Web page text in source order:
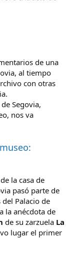
de una
al tiempo
con otras
Segovia,
nos va
la casa de
pasó parte de
Palacio de
la anécdota de
de su zarzuela La
lugar el primer